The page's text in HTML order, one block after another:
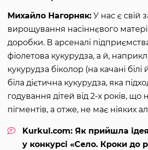
Михайло Нагорняк: У нас є свій
вирощування насіннєвого
доробки. В арсеналі
фіолетова кукурудза, а й,
кукурудза біколор (на качані білі
біла дієтична кукурудза, яка
годування дітей від 2-х років, що
пігментів, а отже, не має ніяких
Kurkul.com: Як прийшла
у конкурсі «Село. Кроки до